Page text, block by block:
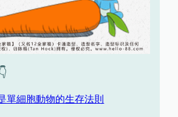
單細胞動物的生存法則